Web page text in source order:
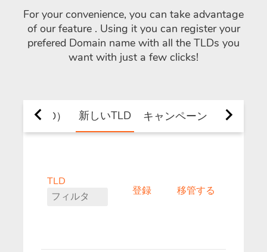
For your convenience, you can take advantage
of our feature . Using it you can register your
prefered Domain name with all the TLDs you
want with just a few clicks!
ン（TLD） 新しいTLD キャンペーン
TLD
登録 移管する